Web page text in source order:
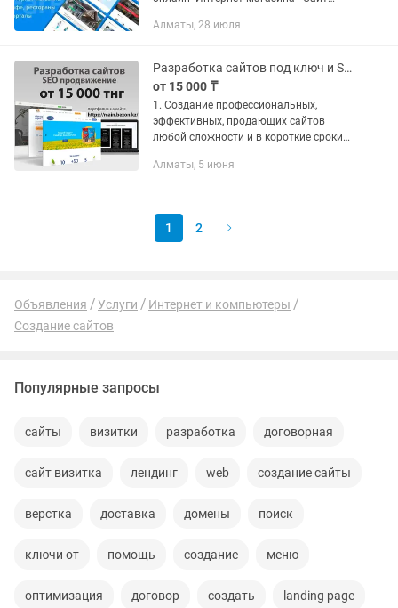
- Настройка и доработка сайтов на
Алматы, 28 июля
Разработка сайтов под ключ и SEO продвижение
от 15 000 ₸
1. Создание профессиональных,
эффективных, продающих сайтов
любой сложности и в короткие сроки
и красивый дизайн по стандартам
Алматы, 5 июня
1 2
Объявления Услуги
Интернет и компьютеры
Создание сайтов
Популярные запросы
сайты визитки разработка договорная
сайт визитка лендинг web создание сайты
верстка доставка домены поиск
ключи от помощь создание меню
оптимизация договор создать landing page